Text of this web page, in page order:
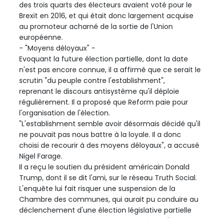
des trois quarts des électeurs avaient voté pour le
Brexit en 2016, et qui était donc largement acquise
au promoteur acharné de la sortie de l'Union
européenne.
- "Moyens déloyaux" -
Evoquant la future élection partielle, dont la date
n'est pas encore connue, il a affirmé que ce serait le
scrutin "du peuple contre l'establishment",
reprenant le discours antisystème qu'il déploie
régulièrement. Il a proposé que Reform paie pour
l'organisation de l'élection.
"L'establishment semble avoir désormais décidé qu'il
ne pouvait pas nous battre à la loyale. Il a donc
choisi de recourir à des moyens déloyaux", a accusé
Nigel Farage.
Il a reçu le soutien du président américain Donald
Trump, dont il se dit l'ami, sur le réseau Truth Social.
L'enquête lui fait risquer une suspension de la
Chambre des communes, qui aurait pu conduire au
déclenchement d'une élection législative partielle